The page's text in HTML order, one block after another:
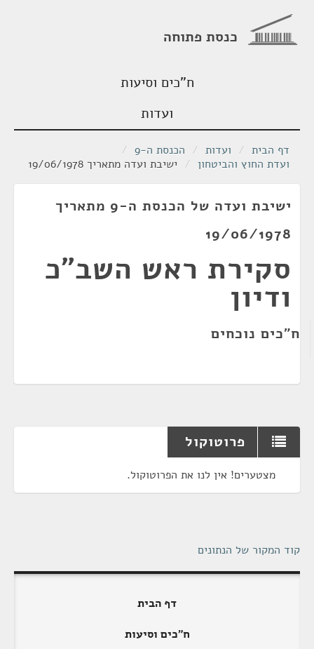
כנסת פתוחה
ח"כים וסיעות
ועדות
דף הבית / ועדות / הכנסת ה-9
/
ועדת החוץ והביטחון / ישיבת ועדה מתאריך 19/06/1978
ישיבת ועדה של הכנסת ה-9 מתאריך
19/06/1978
סקירת ראש השב"כ
ודיון
ח"כים נוכחים
פרוטוקול
מצטערים! אין לנו את הפרוטוקול.
קוד המקור של הנתונים
דף הבית
ח"כים וסיעות